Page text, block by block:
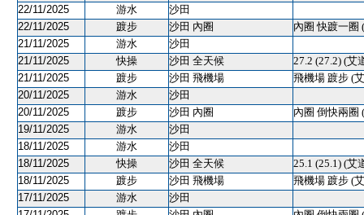
22/11/2025
游水
沙田
22/11/2025
踱步 沙田 內圈
內圈 快踱一圈
21/11/2025
游水
沙田
21/11/2025
快操 沙田 全天候
27.2 (27.2) (艾
21/11/2025
踱步 沙田 飛機場
飛機場 踱步 (
20/11/2025
游水
沙田
20/11/2025
踱步 沙田 內圈
內圈 倒快兩圈
19/11/2025
游水
沙田
18/11/2025
游水
沙田
18/11/2025
快操 沙田 全天候
25.1 (25.1) (艾
18/11/2025
踱步 沙田 飛機場
飛機場 踱步 (
17/11/2025
游水
沙田